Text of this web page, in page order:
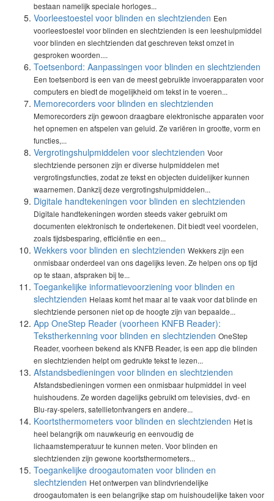
bestaan namelijk speciale horloges...
Voorleestoestel voor blinden en slechtzienden Een
voorleestoestel voor blinden en slechtzienden is een leeshulpmiddel
voor blinden en slechtzienden dat geschreven tekst omzet in
gesproken woorden....
Toetsenbord: Aanpassingen voor blinden en slechtzienden
Een toetsenbord is een van de meest gebruikte invoerapparaten voor
computers en biedt de mogelijkheid om tekst in te voeren...
Memorecorders voor blinden en slechtzienden
Memorecorders zijn gewoon draagbare elektronische apparaten voor
het opnemen en afspelen van geluid. Ze variëren in grootte, vorm en
functies,...
Vergrotingshulpmiddelen voor slechtzienden Voor
slechtziende personen zijn er diverse hulpmiddelen met
vergrotingsfuncties, zodat ze tekst en objecten duidelijker kunnen
waarnemen. Dankzij deze vergrotingshulpmiddelen...
Digitale handtekeningen voor blinden en slechtzienden
Digitale handtekeningen worden steeds vaker gebruikt om
documenten elektronisch te ondertekenen. Dit biedt veel voordelen,
zoals tijdsbesparing, efficiëntie en een...
Wekkers voor blinden en slechtzienden Wekkers zijn een
onmisbaar onderdeel van ons dagelijks leven. Ze helpen ons op tijd
op te staan, afspraken bij te...
Toegankelijke informatievoorziening voor blinden en
slechtzienden Helaas komt het maar al te vaak voor dat blinde en
slechtziende personen niet op de hoogte zijn van bepaalde...
App OneStep Reader (voorheen KNFB Reader):
Tekstherkenning voor blinden en slechtzienden OneStep
Reader, voorheen bekend als KNFB Reader, is een app die blinden
en slechtzienden helpt om gedrukte tekst te lezen...
Afstandsbedieningen voor blinden en slechtzienden
Afstandsbedieningen vormen een onmisbaar hulpmiddel in veel
huishoudens. Ze worden dagelijks gebruikt om televisies, dvd- en
Blu-ray-spelers, satellietontvangers en andere...
Koortsthermometers voor blinden en slechtzienden Het is
heel belangrijk om nauwkeurig en eenvoudig de
lichaamstemperatuur te kunnen meten. Voor blinden en
slechtzienden zijn gewone koortsthermometers...
Toegankelijke droogautomaten voor blinden en
slechtzienden Het ontwerpen van blindvriendelijke
droogautomaten is een belangrijke stap om huishoudelijke taken voor